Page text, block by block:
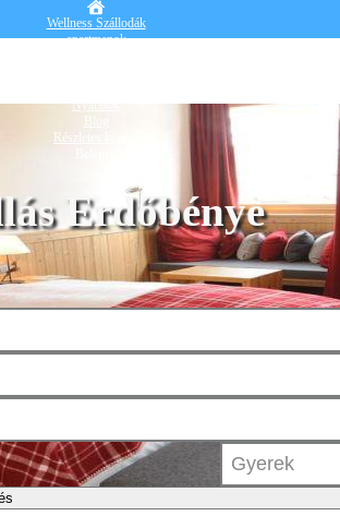
Wellness Szállodák
apartmanok
Nyaralók
Részletes kereső
Erdőbénye